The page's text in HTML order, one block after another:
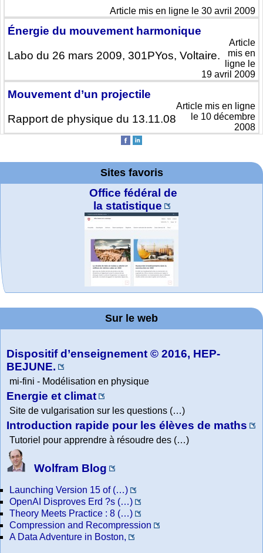
Article mis en ligne le 30 avril 2009
Énergie du mouvement harmonique
Labo du 26 mars 2009, 301PYos, Voltaire.
Article
mis en
ligne le
19 avril 2009
Mouvement d’un projectile
Rapport de physique du 13.11.08
Article mis en ligne
le 10 décembre
2008
Sites favoris
Wolfram web
resources
Office fédéral de
la statistique
MATHCURVE.CO
M
Wolfram
Education Portal
Online math
practice and
lessons
La société 2018
expliquée à mon
grand-père
WolframTones :
Generate a
Composition
Arts-Scènes
TED Talks
Wolfram
Demonstrations
Project. College
Physics
Sur le web
Dispositif d’enseignement © 2016, HEP-
BEJUNE.
mi-fini - Modélisation en physique
Energie et climat
Site de vulgarisation sur les questions (…)
Introduction rapide pour les élèves de maths
Tutoriel pour apprendre à résoudre des (…)
Wolfram Blog
Launching Version 15 of (…)
OpenAI Disproves Erd ?s (…)
Theory Meets Practice : 8 (…)
Compression and Recompression
A Data Adventure in Boston,